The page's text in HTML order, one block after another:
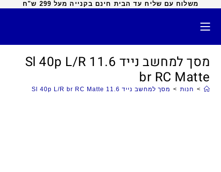
משלוח עם שליח עד הבית חינם בקנייה מעל 299 ש"ח
מסך למחשב נייד 11.6 Sl 40p L/R
br RC Matte
> חנות > מסך למחשב נייד 11.6 Sl 40p L/R br RC Matte